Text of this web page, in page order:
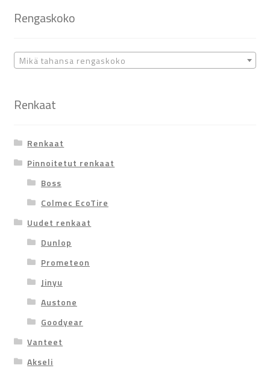
Rengaskoko
Mikä tahansa rengaskoko
Renkaat
Renkaat
Pinnoitetut renkaat
Boss
Colmec EcoTire
Uudet renkaat
Dunlop
Prometeon
Jinyu
Austone
Goodyear
Vanteet
Akseli